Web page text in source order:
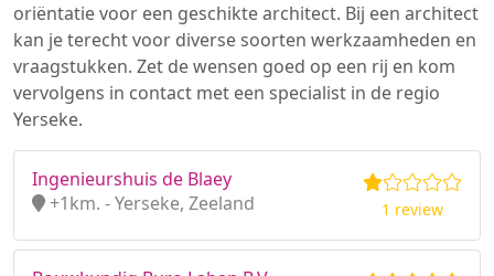
oriëntatie voor een geschikte architect. Bij een architect
kan je terecht voor diverse soorten werkzaamheden en
vraagstukken. Zet de wensen goed op een rij en kom
vervolgens in contact met een specialist in de regio
Yerseke.
Ingenieurshuis de Blaey
+1km. - Yerseke, Zeeland
1 review